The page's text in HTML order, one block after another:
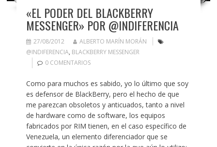
«EL PODER DEL BLACKBERRY
MESSENGER» POR @INDIFERENCIA
27/08/2012
ALBERTO MARÍN MORÁN
@INDIFERENCIA, BLACKBERRY MESSENGER
0 COMENTARIOS
Como para muchos es sabido, yo lo último que soy
es defensor de BlackBerry, pero el hecho de que
me parezcan obsoletos y anticuados, tanto a nivel
de hardware como de software, los equipos
fabricados por RIM tienen, en el caso específico de
Venezuela, un elemento diferenciador que se